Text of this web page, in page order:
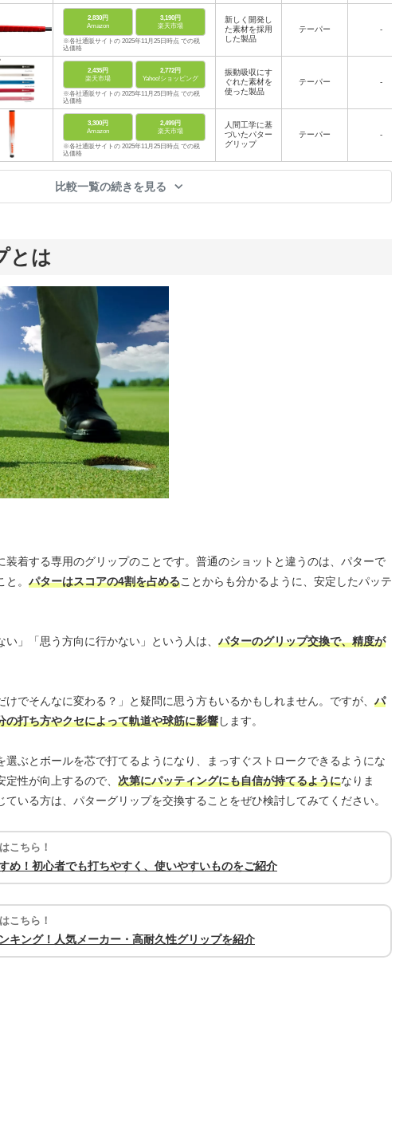
2,830円
Amazon
3,190円
楽天市場
※各社通販サイトの 2025年11月25日時点 での税
込価格
新しく開発し
た素材を採用
した製品
テーパー -
2,435円
楽天市場
2,772円
Yahoo!ショッピング
※各社通販サイトの 2025年11月25日時点 での税
込価格
振動吸収にす
ぐれた素材を
使った製品
テーパー -
3,300円
Amazon
2,499円
楽天市場
※各社通販サイトの 2025年11月25日時点 での税
込価格
人間工学に基
づいたパター
グリップ
テーパー -
比較一覧の続きを見る
とは
装着する専用のグリップのことです。普通のショットと違うのは、パターで
。 パターはスコアの4割を占めることからも分かるように、安定したパッテ
い」「思う方向に行かない」という人は、 パターのグリップ交換で、精度が
けでそんなに変わる？」と疑問に思う方もいるかもしれません。ですが、 パ
の打ち方やクセによって軌道や球筋に影響します。
選ぶとボールを芯で打てるようになり、まっすぐストロークできるようにな
性が向上するので、 次第にパッティングにも自信が持てるようになりま
いる方は、パターグリップを交換することをぜひ検討してみてください。
こちら！
め！初心者でも打ちやすく、使いやすいものをご紹介
こちら！
キング！人気メーカー・高耐久性グリップを紹介